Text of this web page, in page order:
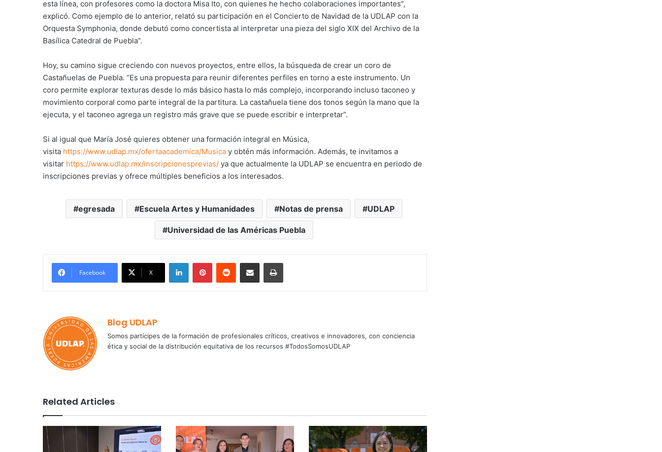
esta línea, con profesores como la doctora Misa Ito, con quienes he hecho colaboraciones importantes”,
explicó. Como ejemplo de lo anterior, relató su participación en el Concierto de Navidad de la UDLAP con la
Orquesta Symphonia, donde debutó como concertista al interpretar una pieza del siglo XIX del Archivo de la
Basílica Catedral de Puebla”.
Hoy, su camino sigue creciendo con nuevos proyectos, entre ellos, la búsqueda de crear un coro de
Castañuelas de Puebla. “Es una propuesta para reunir diferentes perfiles en torno a este instrumento. Un
coro permite explorar texturas desde lo más básico hasta lo más complejo, incorporando incluso taconeo y
movimiento corporal como parte integral de la partitura. La castañuela tiene dos tonos según la mano que la
ejecuta, y el taconeo agrega un registro más grave que se puede escribir e interpretar”.
Si al igual que María José quieres obtener una formación integral en Música,
visita https://www.udlap.mx/ofertaacademica/Musica y obtén más información. Además, te invitamos a
visitar https://www.udlap.mx/inscripcionesprevias/ ya que actualmente la UDLAP se encuentra en periodo de
inscripciones previas y ofrece múltiples beneficios a los interesados.
egresada Escuela Artes y Humanidades Notas de prensa UDLAP
Universidad de las Américas Puebla
Facebook X
LinkedInPinterestReddit Share via Email Print
Blog UDLAP
Somos partícipes de la formación de profesionales críticos, creativos e innovadores, con conciencia
ética y social de la distribución equitativa de los recursos #TodosSomosUDLAP
Related Articles